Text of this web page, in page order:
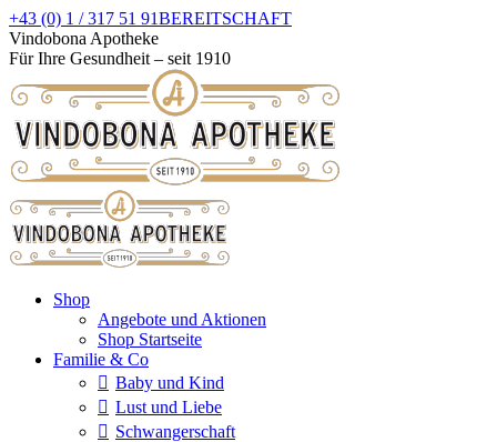
Zum
Inhalt
springen
+43 (0) 1 / 317 51 91BEREITSCHAFT
Facebook
page
in
new
window
Instagram
page
in
new
window
Vindobona Apotheke
Für Ihre Gesundheit – seit 1910
Shop
Angebote und Aktionen
Shop Startseite
Familie & Co
Baby und Kind
Lust und Liebe
Schwangerschaft